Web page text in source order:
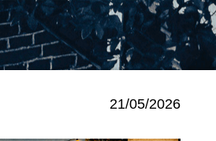
21/05/2026